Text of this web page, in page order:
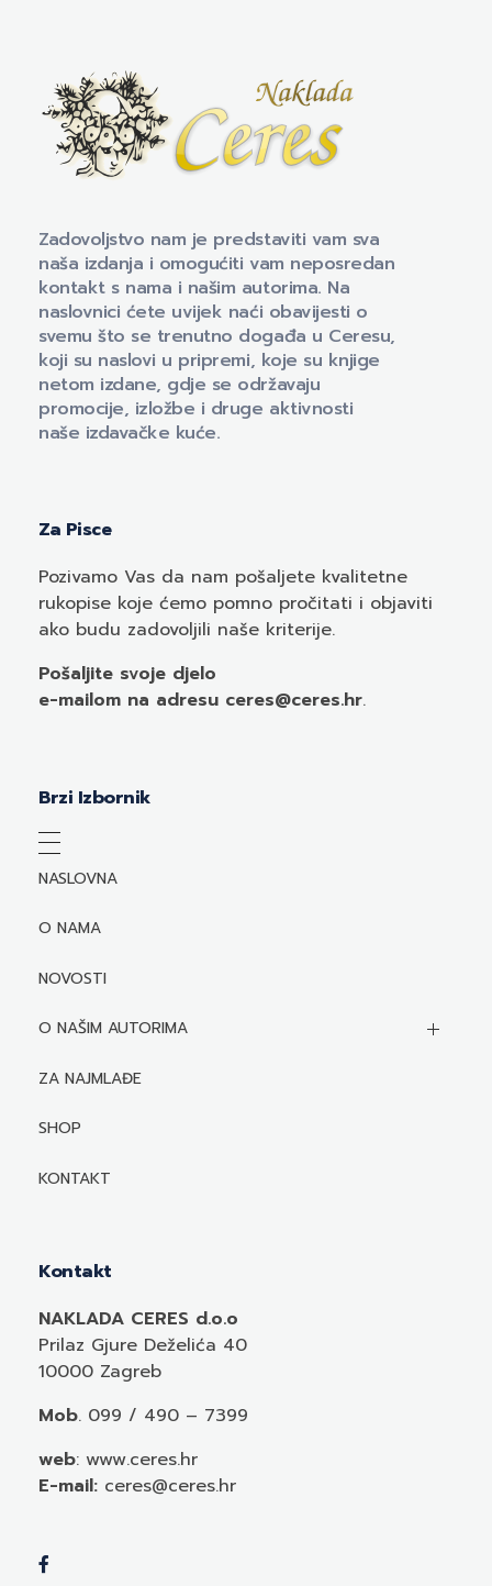
Zadovoljstvo nam je predstaviti vam sva
naša izdanja i omogućiti vam neposredan
kontakt s nama i našim autorima. Na
naslovnici ćete uvijek naći obavijesti o
svemu što se trenutno događa u Ceresu,
koji su naslovi u pripremi, koje su knjige
netom izdane, gdje se održavaju
promocije, izložbe i druge aktivnosti
naše izdavačke kuće.
Za Pisce
Pozivamo Vas da nam pošaljete kvalitetne
rukopise koje ćemo pomno pročitati i objaviti
ako budu zadovoljili naše kriterije.
Pošaljite svoje djelo
e-mailom na adresu ceres@ceres.hr.
Brzi Izbornik
NASLOVNA
O NAMA
NOVOSTI
O NAŠIM AUTORIMA
Biografije autora
Mediji o autorima i njihovim naslovima
ZA NAJMLAĐE
SHOP
KONTAKT
Kontakt
NAKLADA CERES d.o.o
Prilaz Gjure Deželića 40
10000 Zagreb
Mob. 099 / 490 – 7399
web: www.ceres.hr
E-mail: ceres@ceres.hr